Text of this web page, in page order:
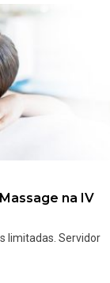
na IV
limitadas. Servidor